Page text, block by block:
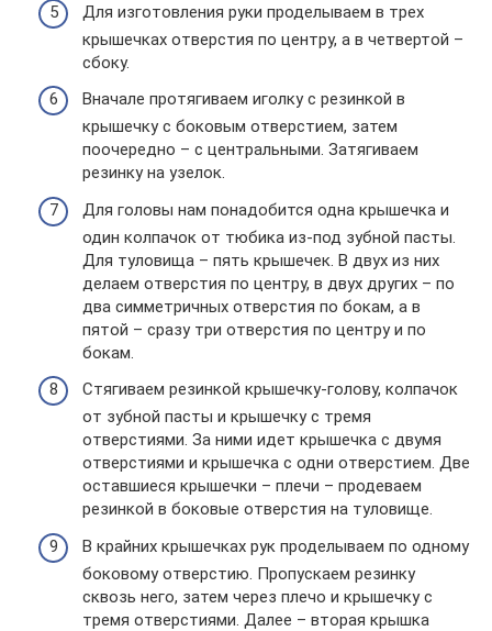
Для изготовления руки проделываем в трех
крышечках отверстия по центру, а в четвертой –
сбоку.
Вначале протягиваем иголку с резинкой в
крышечку с боковым отверстием, затем
поочередно – с центральными. Затягиваем
резинку на узелок.
Для головы нам понадобится одна крышечка и
один колпачок от тюбика из-под зубной пасты.
Для туловища – пять крышечек. В двух из них
делаем отверстия по центру, в двух других – по
два симметричных отверстия по бокам, а в
пятой – сразу три отверстия по центру и по
бокам.
Стягиваем резинкой крышечку-голову, колпачок
от зубной пасты и крышечку с тремя
отверстиями. За ними идет крышечка с двумя
отверстиями и крышечка с одни отверстием. Две
оставшиеся крышечки – плечи – продеваем
резинкой в боковые отверстия на туловище.
В крайних крышечках рук проделываем по одному
боковому отверстию. Пропускаем резинку
сквозь него, затем через плечо и крышечку с
тремя отверстиями. Далее – вторая крышка